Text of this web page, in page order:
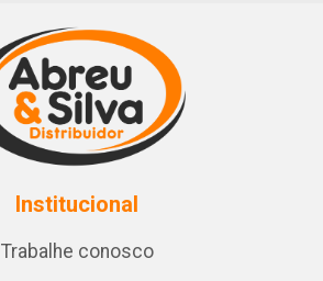
Institucional
Trabalhe conosco